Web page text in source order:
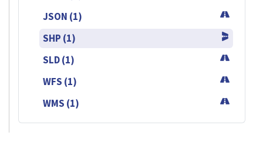
JSON (1)
SHP (1)
SLD (1)
WFS (1)
WMS (1)